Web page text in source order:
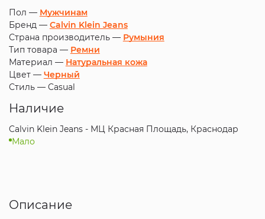
Пол — Мужчинам
Бренд — Calvin Klein Jeans
Страна производитель — Румыния
Тип товара — Ремни
Материал — Натуральная кожа
Цвет — Черный
Стиль — Casual
Наличие
Calvin Klein Jeans - МЦ Красная Площадь, Краснодар
Мало
Описание